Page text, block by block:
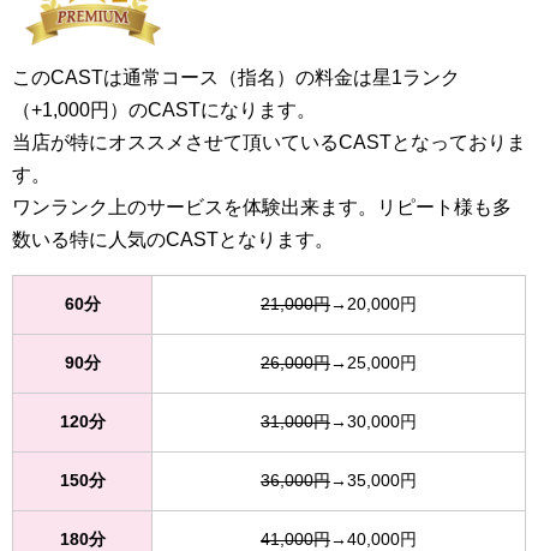
このCASTは通常コース（指名）の料金は星1ランク
（+1,000円）のCASTになります。
当店が特にオススメさせて頂いているCASTとなっておりま
す。
ワンランク上のサービスを体験出来ます。リピート様も多
数いる特に人気のCASTとなります。
60分 21,000円→20,000円
90分 26,000円→25,000円
120分 31,000円→30,000円
150分 36,000円→35,000円
180分 41,000円→40,000円